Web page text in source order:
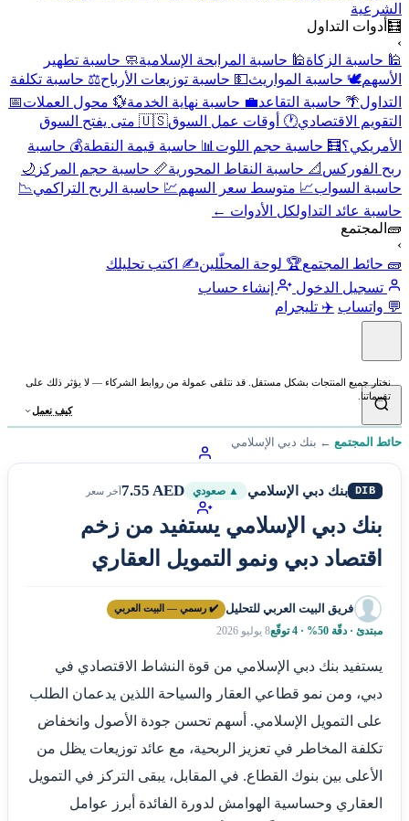
الشرعية
🧮 أدوات التداول
›
🕌 حاسبة الزكاة🕌 حاسبة المرابحة الإسلامية🧼 حاسبة تطهير
الأسهم🕊️ حاسبة المواريث💵 حاسبة توزيعات الأرباح⚖️ حاسبة تكلفة
التداول🌴 حاسبة التقاعد💼 حاسبة نهاية الخدمة💱 محول العملات📅
التقويم الاقتصادي🕐 أوقات عمل السوق
🇺🇸 متى يفتح السوق
الأمريكي؟🧮 حاسبة حجم اللوت 📊 حاسبة قيمة النقطة💰 حاسبة
ربح الفوركس 📐 حاسبة النقاط المحورية📏 حاسبة حجم المركز 🌙
حاسبة السواب📈 متوسط سعر السهم💹 حاسبة الربح التراكمي📉
حاسبة عائد التداولكل الأدوات ←
🧱 المجتمع
›
🧱 حائط المجتمع🏆 لوحة المحلّلين✍️ اكتب تحليلك
تسجيل الدخول
إنشاء حساب
💬 واتساب ✈️ تليجرام
نختار جميع المنتجات بشكل مستقل. قد نتلقى عمولة من روابط الشركاء — لا يؤثر ذلك على
تقييماتنا.
كيف نعمل
حائط المجتمع ← بنك دبي الإسلامي
DIB بنك دبي الإسلامي ▲ صعودي 7.55 AEDآخر سعر
بنك دبي الإسلامي يستفيد من زخم
اقتصاد دبي ونمو التمويل العقاري
فريق البيت العربي للتحليل ✔️ رسمي — البيت العربي
مبتدئ · دقّة 50% · 4 توقّع 8 يوليو 2026
يستفيد بنك دبي الإسلامي من قوة النشاط الاقتصادي في
دبي، ومن نمو قطاعي العقار والسياحة اللذين يدعمان الطلب
على التمويل الإسلامي. أسهم تحسن جودة الأصول وانخفاض
تكلفة المخاطر في تعزيز الربحية، مع عائد توزيعات يظل من
الأعلى بين بنوك القطاع. في المقابل، يبقى التركز في التمويل
العقاري وحساسية الهوامش لدورة الفائدة أبرز عوامل